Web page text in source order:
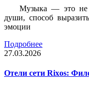
Музыка — это не
души, способ
эмоции
Подробнее
27.03.2026
Отели сети Rixos: